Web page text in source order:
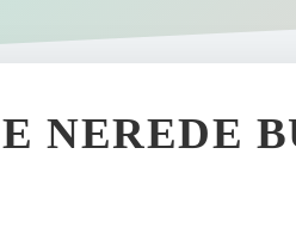
NEREDE